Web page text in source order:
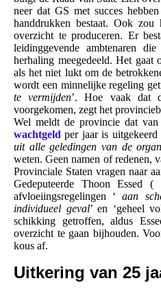
neer dat GS met succes
handdrukken bestaat. Ook
overzicht te produceren. Er
leidinggevende ambtenaren
herhaling meegedeeld. Het gaat
als het niet lukt om de
wordt een minnelijke regeling
te vermijden’. Hoe vaak dat
voorgekomen, zegt het
Wel meldt de provincie dat
wachtgeld per jaar is
uit alle geledingen van de
weten. Geen namen of redenen,
Provinciale Staten vragen naar
Gedeputeerde Thoon Essed
afvloeiingsregelingen ‘aan
individueel geval’ en ‘geheel
schikking getroffen, aldus
overzicht te gaan bijhouden.
kous af.
Uitkering van 25